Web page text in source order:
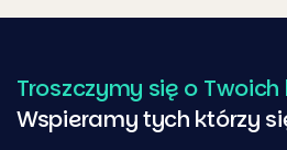
Troszczymy się o Twoich
Wspieramy tych którzy